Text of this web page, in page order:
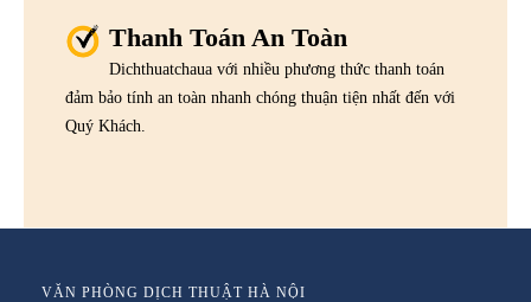
Thanh Toán An Toàn
Dichthuatchaua với nhiều phương thức thanh toán
đảm bảo tính an toàn nhanh chóng thuận tiện nhất đến với
Quý Khách.
VĂN PHÒNG DỊCH THUẬT HÀ NỘI